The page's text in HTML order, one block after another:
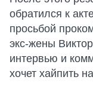
обратился к
просьбой
экс-жены
интервью и
хочет хайпить